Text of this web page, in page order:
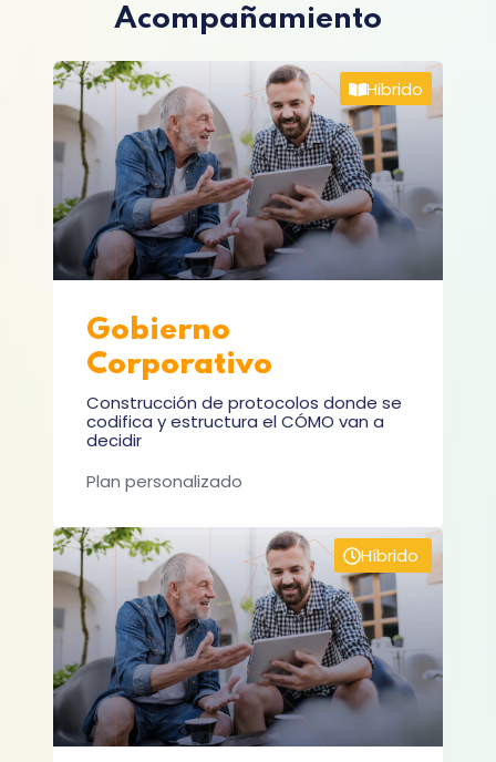
Acompañamiento
Hibrido
Gobierno
Corporativo
Construcción de protocolos donde se
codifica y estructura el CÓMO van a
decidir
Plan personalizado
Híbrido